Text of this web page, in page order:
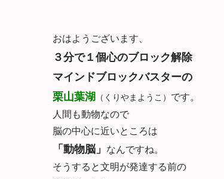
おはようございます、
３分で１個心のブロック解除
マインドブロックバスターの
栗山葉湖 （くりやまようこ） です。
人間も動物なので
脳の中心に近いところは
「動物脳」 なんですね。
そうすると文明が発達する前の